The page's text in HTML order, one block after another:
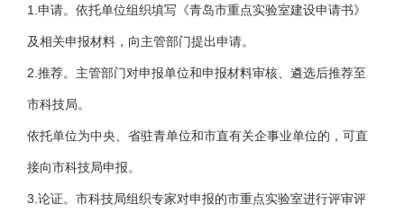
1.申请。依托单位组织填写《青岛市重点实验室建设申请书》
及相关申报材料，向主管部门提出申请。
2.推荐。主管部门对申报单位和申报材料审核、遴选后推荐至
市科技局。
依托单位为中央、省驻青单位和市直有关企事业单位的，可直
接向市科技局申报。
3.论证。市科技局组织专家对申报的市重点实验室进行评审评